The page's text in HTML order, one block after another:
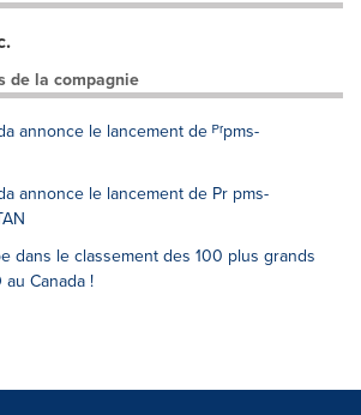
de la compagnie
annonce le lancement de ᴾʳpms-
annonce le lancement de Pr pms-
dans le classement des 100 plus grands
Canada !